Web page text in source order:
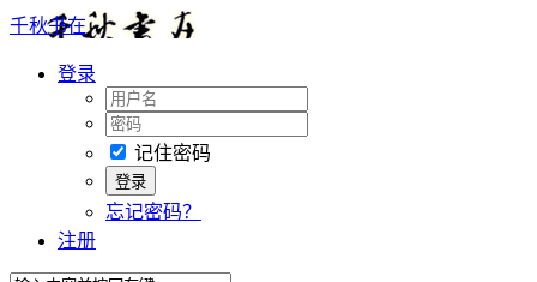
千秋书在
登录
记住密码
忘记密码？
注册